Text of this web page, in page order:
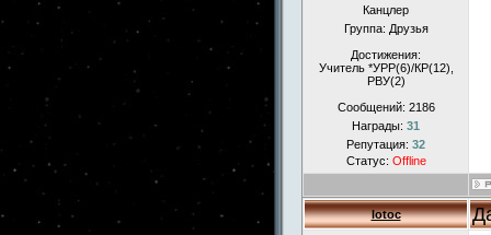
Канцлер
Группа: Друзья
Достижения:
Учитель *УРР(6)/КР(12),
РВУ(2)
Сообщений: 2186
Награды: 31
Репутация: 32
Статус: Offline
lotoc